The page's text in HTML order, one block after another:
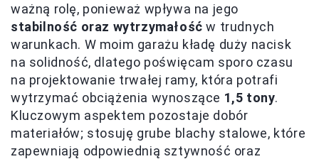
ważną rolę, ponieważ wpływa na jego
stabilność oraz wytrzymałość w trudnych
warunkach. W moim garażu kładę duży nacisk
na solidność, dlatego poświęcam sporo czasu
na projektowanie trwałej ramy, która potrafi
wytrzymać obciążenia wynoszące 1,5 tony.
Kluczowym aspektem pozostaje dobór
materiałów; stosuję grube blachy stalowe, które
zapewniają odpowiednią sztywność oraz